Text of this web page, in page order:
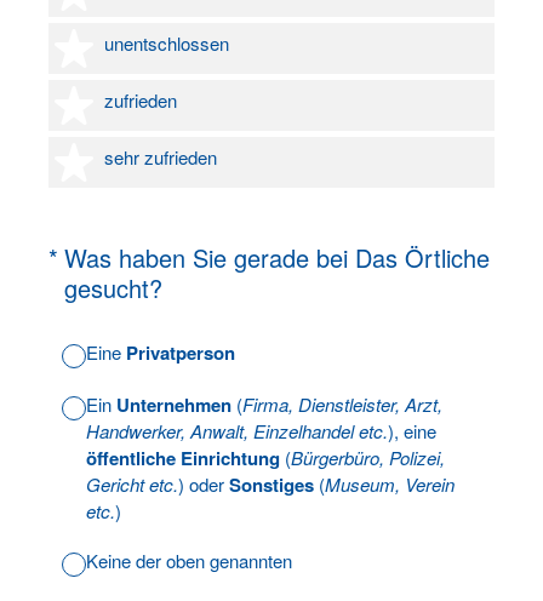
unentschlossen
3 Sterne
zufrieden
4 Sterne
sehr zufrieden
5 Sterne
* Was haben Sie gerade bei Das Örtliche
gesucht?
(Erforderlich.)
Eine Privatperson
Ein Unternehmen (Firma, Dienstleister, Arzt,
Handwerker, Anwalt, Einzelhandel etc.), eine
öffentliche Einrichtung (Bürgerbüro, Polizei,
Gericht etc.) oderSonstiges (Museum, Verein
etc.)
Keine der oben genannten